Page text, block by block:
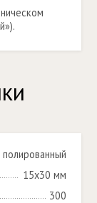
15x30 мм
300